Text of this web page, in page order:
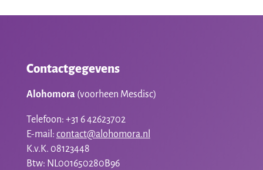
Contactgegevens
Alohomora (voorheen Mesdisc)
Telefoon: +31 6 42623702
E-mail: contact@alohomora.nl
K.v.K. 08123448
Btw: NL001650280B96